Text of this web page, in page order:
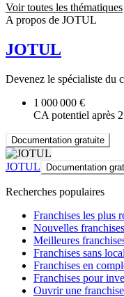
Voir toutes les thématiques
A propos de JOTUL
JOTUL
Devenez le spécialiste du
1 000 000 €
CA potentiel après
Documentation gratuite
JOTUL Documentation
Recherches populaires
Franchises les plus
Nouvelles franchises
Meilleures
Franchises sans local
Franchises en
Franchises pour
Ouvrir une franchise